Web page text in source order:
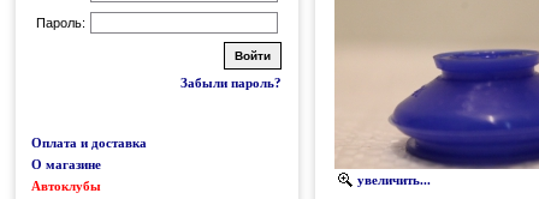
Пароль:
Забыли пароль?
Оплата и доставка
О магазине
Автоклубы
увеличить...